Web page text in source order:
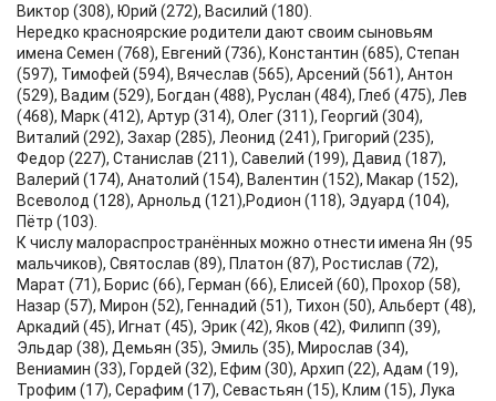
Виктор (308), Юрий (272), Василий (180).
​Нередко красноярские родители дают своим сыновьям
имена Семен (768), Евгений (736), Константин (685), Степан
(597), Тимофей (594), Вячеслав (565), Арсений (561), Антон
(529), Вадим (529), Богдан (488), Руслан (484), Глеб (475), Лев
(468), Марк (412), Артур (314), Олег (311), Георгий (304),
Виталий (292), Захар (285), Леонид (241), Григорий (235),
Федор (227), Станислав (211), Савелий (199), Давид (187),
Валерий (174), Анатолий (154), Валентин (152), Макар (152),
Всеволод (128), Арнольд (121),Родион (118), Эдуард (104),
Пётр (103).
​К числу малораспространённых можно отнести имена Ян (95
мальчиков), Святослав (89), Платон (87), Ростислав (72),
Марат (71), Борис (66), Герман (66), Елисей (60), Прохор (58),
Назар (57), Мирон (52), Геннадий (51), Тихон (50), Альберт (48),
Аркадий (45), Игнат (45), Эрик (42), Яков (42), Филипп (39),
Эльдар (38), Демьян (35), Эмиль (35), Мирослав (34),
Вениамин (33), Гордей (32), Ефим (30), Архип (22), Адам (19),
Трофим (17), Серафим (17), Севастьян (15), Клим (15), Лука